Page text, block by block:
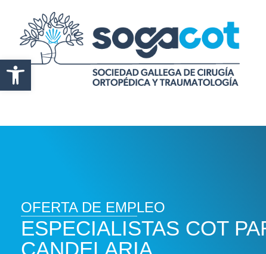
Abrir barra de herramientas
OFERTA DE EMPLEO
ESPECIALISTAS COT
CANDELARIA